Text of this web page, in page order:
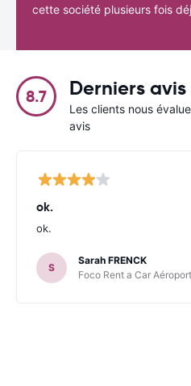
cette société plusieurs fois
8.7 Derniers
Les clients nous
avis
ok.
ok.
S
Sarah FRENCK
Foco Rent a Car